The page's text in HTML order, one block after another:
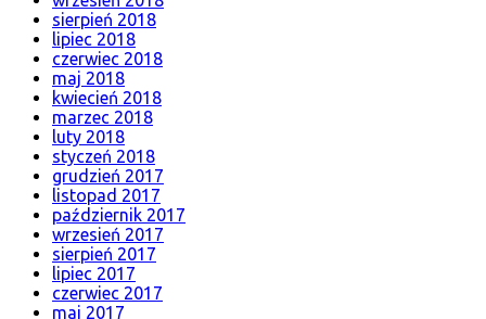
sierpień 2018
lipiec 2018
czerwiec 2018
maj 2018
kwiecień 2018
marzec 2018
luty 2018
styczeń 2018
grudzień 2017
listopad 2017
październik 2017
wrzesień 2017
sierpień 2017
lipiec 2017
czerwiec 2017
maj 2017